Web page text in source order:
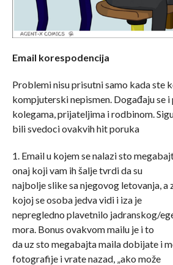
Email korespodencija
Problemi nisu prisutni samo kada ste
kompjuterski nepismen. Događaju se i
kolegama, prijateljima i rodbinom.
bili svedoci ovakvih hit poruka
1. Email u kojem se nalazi sto
onaj koji vam ih šalje tvrdi da su
najbolje slike sa njegovog letovanja, a
kojoj se osoba jedva vidi i iza je
nepregledno plavetnilo jadranskog/
mora. Bonus ovakvom mailu je i to
da uz sto megabajta maila dobijate i
fotografije i vrate nazad, „ako može